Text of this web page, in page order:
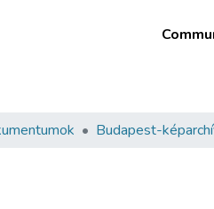
Budapest-